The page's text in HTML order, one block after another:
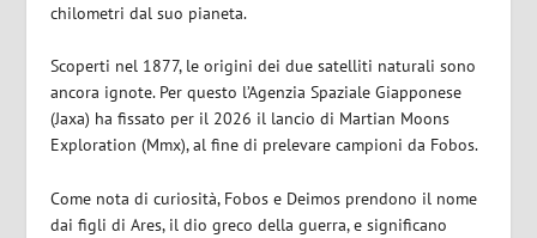
chilometri dal suo pianeta.
Scoperti nel 1877, le origini dei due satelliti naturali sono
ancora ignote. Per questo l’Agenzia Spaziale Giapponese
(Jaxa) ha fissato per il 2026 il lancio di Martian Moons
Exploration (Mmx), al fine di prelevare campioni da Fobos.
Come nota di curiosità, Fobos e Deimos prendono il nome
dai figli di Ares, il dio greco della guerra, e significano